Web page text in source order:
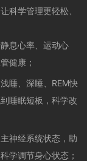
科学管理更轻松、
息心率、运动心
健康；
睡、深睡、REM快
睡眠短板，科学改
神经系统状态，助
学调节身心状态；